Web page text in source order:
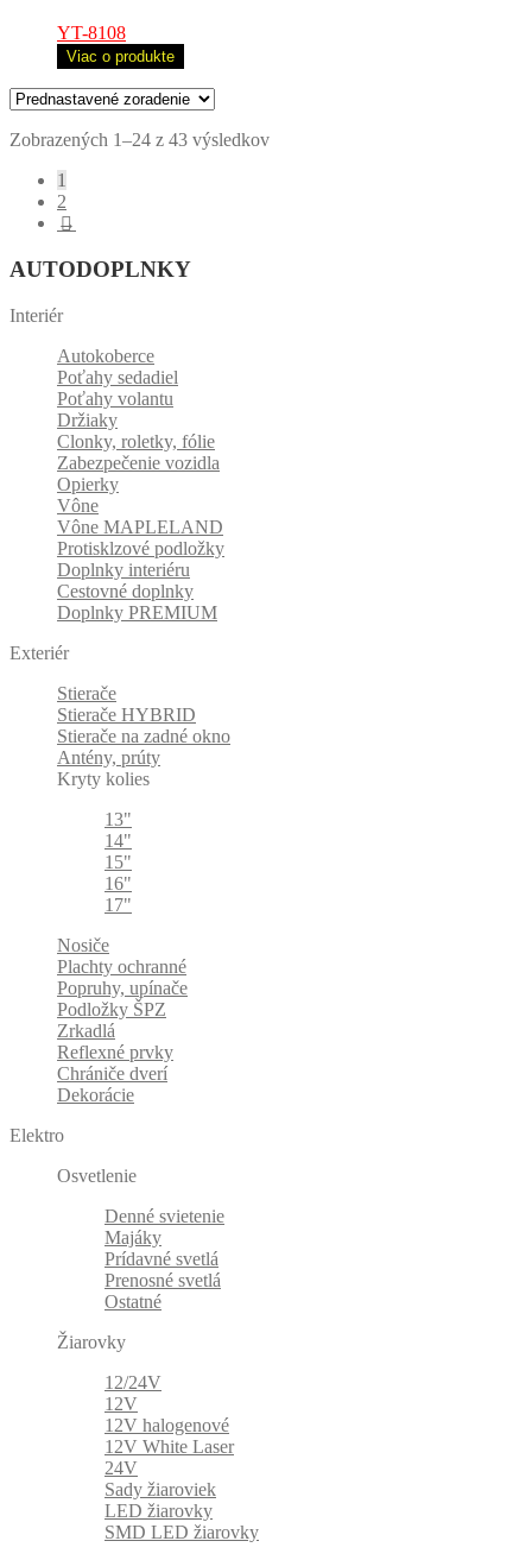
YT-8108
Viac o produkte
Zobrazených 1–24 z 43 výsledkov
1
2
→
AUTODOPLNKY
Interiér
Autokoberce
Poťahy sedadiel
Poťahy volantu
Držiaky
Clonky, roletky, fólie
Zabezpečenie vozidla
Opierky
Vône
Vône MAPLELAND
Protisklzové podložky
Doplnky interiéru
Cestovné doplnky
Doplnky PREMIUM
Exteriér
Stierače
Stierače HYBRID
Stierače na zadné okno
Antény, prúty
Kryty kolies
13"
14"
15"
16"
17"
Nosiče
Plachty ochranné
Popruhy, upínače
Podložky ŠPZ
Zrkadlá
Reflexné prvky
Chrániče dverí
Dekorácie
Elektro
Osvetlenie
Denné svietenie
Majáky
Prídavné svetlá
Prenosné svetlá
Ostatné
Žiarovky
12/24V
12V
12V halogenové
12V White Laser
24V
Sady žiaroviek
LED žiarovky
SMD LED žiarovky